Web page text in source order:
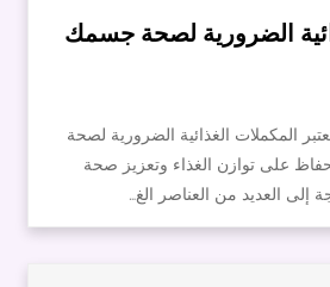
الضرورية لصحة جسمك
المكملات الغذائية الضرورية لصحة
على توازن الغذاء وتعزيز صحة
إلى العديد من العناصر الغ…